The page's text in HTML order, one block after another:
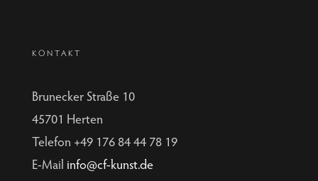
KONTAKT
Brunecker Straße 10
45701 Herten
Telefon +49 176 84 44 78 19
E-Mail info@cf-kunst.de